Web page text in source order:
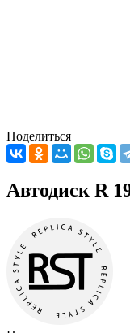
Поделиться
Автодиск R